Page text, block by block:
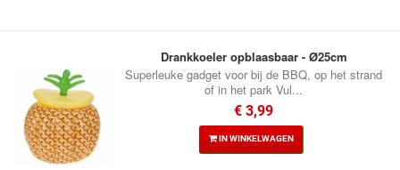
Drankkoeler opblaasbaar - Ø25cm
Superleuke gadget voor bij de BBQ, op het strand
of in het park Vul...
€ 3,99
IN WINKELWAGEN